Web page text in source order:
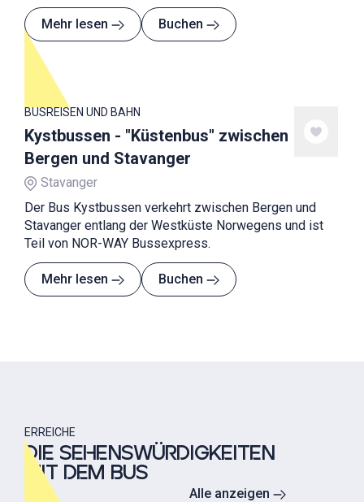
Mehr lesen Buchen
BUSREISEN UND BAHN
Kystbussen - "Küstenbus" zwischen
Bergen und Stavanger
Stavanger
Der Bus Kystbussen verkehrt zwischen Bergen und
Stavanger entlang der Westküste Norwegens und ist
Teil von NOR-WAY Bussexpress.
Mehr lesen Buchen
ERREICHE
DIE SEHENSWÜRDIGKEITEN
MIT DEM BUS
Alle anzeigen